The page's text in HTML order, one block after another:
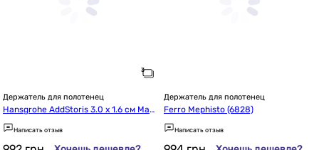
Держатель для полотенец
Hansgrohe AddStoris 3.0 х 1.6 см Mat
t White 41742700
Написать отзыв
Держатель для полотенец
Ferro Mephisto (6828)
Написать отзыв